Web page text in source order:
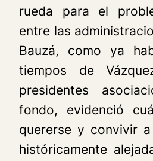
rueda para el
entre las
Bauzá, como ya
tiempos de
presidentes
fondo, evidenció
quererse y convivir
históricamente